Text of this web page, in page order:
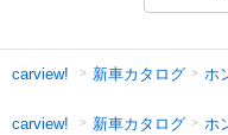
carview! 新車カタログ ホ
carview! 新車カタログ ホ